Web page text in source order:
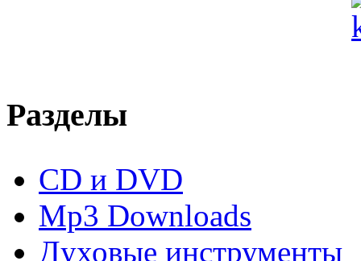
Разделы
CD и DVD
Mp3 Downloads
Духовые инструменты